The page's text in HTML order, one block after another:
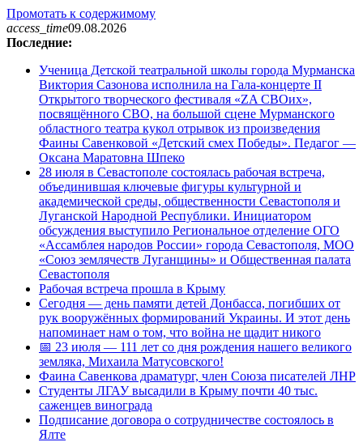
Промотать к содержимому
access_time09.08.2026
Последние:
Ученица Детской театральной школы города Мурманска
Виктория Сазонова исполнила на Гала-концерте II
Открытого творческого фестиваля «ZA СВОих»,
посвящённого СВО, на большой сцене Мурманского
областного театра кукол отрывок из произведения
Фаины Савенковой «Детский смех Победы». Педагог —
Оксана Маратовна Шпеко
28 июля в Севастополе состоялась рабочая встреча,
объединившая ключевые фигуры культурной и
академической среды, общественности Севастополя и
Луганской Народной Республики. Инициатором
обсуждения выступило Региональное отделение ОГО
«Ассамблея народов России» города Севастополя, МОО
«Союз землячеств Луганщины» и Общественная палата
Севастополя
Рабочая встреча прошла в Крыму
Сегодня — день памяти детей Донбасса, погибших от
рук вооружённых формирований Украины. И этот день
напоминает нам о том, что война не щадит никого
📅 23 июля — 111 лет со дня рождения нашего великого
земляка, Михаила Матусовского!
Фаина Савенкова драматург, член Союза писателей ЛНР
Студенты ЛГАУ высадили в Крыму почти 40 тыс.
саженцев винограда
Подписание договора о сотрудничестве состоялось в
Ялте